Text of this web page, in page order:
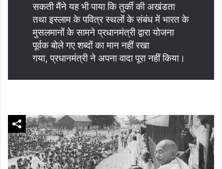
सकती मैंने यह भी पाया कि तुर्की की अखंडता
तथा इस्लाम के पवित्र स्थलों के संबंध में भारत के
मुसलमानों के सामने प्रधानमंत्री द्वारा योजना
पूर्वक बोले गए शब्दों का मान नहीं रखा
गया, प्रधानमंत्री ने अपना वादा पूरा नहीं किया।